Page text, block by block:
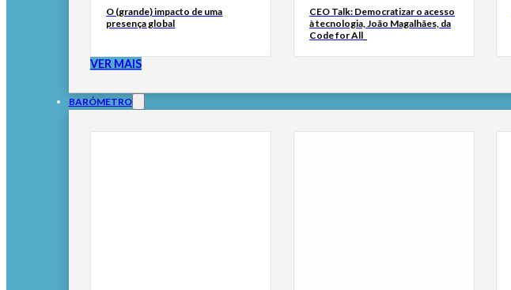
O (grande) impacto de uma
presença global
CEO Talk: Democratizar o acesso
à tecnologia, João Magalhães, da
Code for All_
VER MAIS
BARÓMETRO